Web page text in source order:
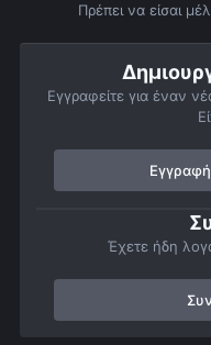
Πρέπει να είσαι
Εγγραφείτε για έναν
Έχετε ήδη